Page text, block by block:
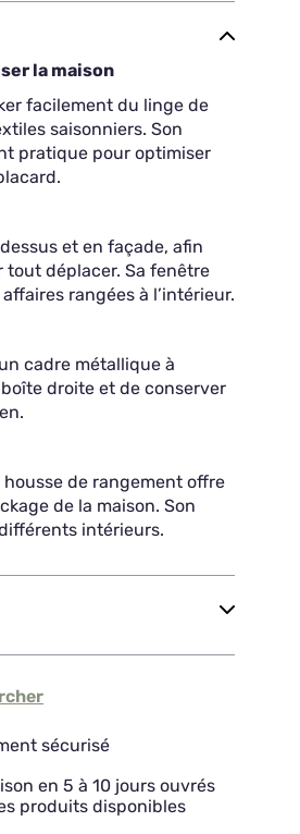
la maison
facilement du linge de
saisonniers. Son
pratique pour optimiser
et en façade, afin
tout déplacer. Sa fenêtre
rangées à l’intérieur.
cadre métallique à
droite et de conserver
de rangement offre
de la maison. Son
intérieurs.
sécurisé
en 5 à 10 jours ouvrés
produits disponibles